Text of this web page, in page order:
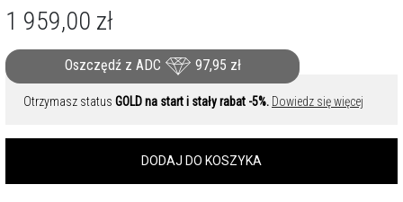
1 959,00 zł
Oszczędź z ADC 97,95 zł
Otrzymasz status GOLD na start i stały rabat -5%. Dowiedz się więcej
DODAJ DO KOSZYKA